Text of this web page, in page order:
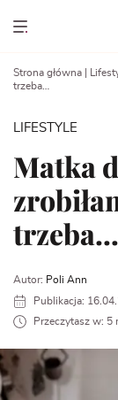
Show menu
Strona główna
trzeba…
LIFESTYLE
Matka
trzeba…
Autor: Poli Ann
Publikacja:
Przeczytasz w: 5